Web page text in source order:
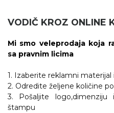
VODIČ KROZ ONLINE
Mi smo veleprodaja koja
sa pravnim licima
1. Izaberite reklamni materijal
2. Odredite željene količine
3. Pošaljite
štampu